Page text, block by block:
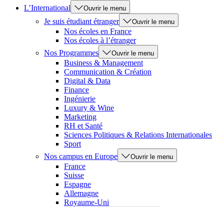
L’International
Ouvrir le menu
Je suis étudiant étranger Ouvrir le menu
Nos écoles en France
Nos écoles à l’étranger
Nos Programmes
Ouvrir le menu
Business & Management
Communication & Création
Digital & Data
Finance
Ingénierie
Luxury & Wine
Marketing
RH et Santé
Sciences Politiques & Relations Internationales
Sport
Nos campus en Europe
Ouvrir le menu
France
Suisse
Espagne
Allemagne
Royaume-Uni